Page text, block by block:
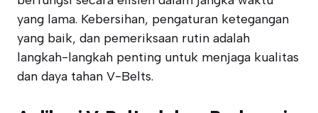
yang lama. Kebersihan, pengaturan ketegangan
yang baik, dan pemeriksaan rutin adalah
langkah-langkah penting untuk menjaga kualitas
dan daya tahan V-Belts.